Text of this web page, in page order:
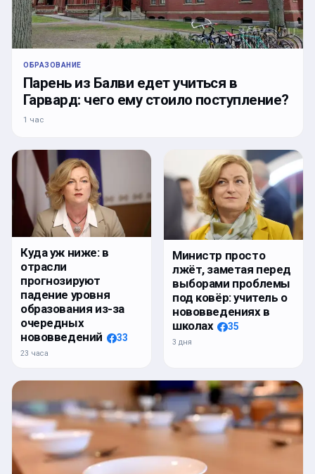
ОБРАЗОВАНИЕ
Парень из Балви едет учиться в
Гарвард: чего ему стоило поступление?
1 час
Куда уж ниже: в
отрасли
прогнозируют
падение уровня
образования из-за
очередных
нововведений
33
23 часа
Министр просто
лжёт, заметая перед
выборами проблемы
под ковёр: учитель о
нововведениях в
школах
35
3 дня